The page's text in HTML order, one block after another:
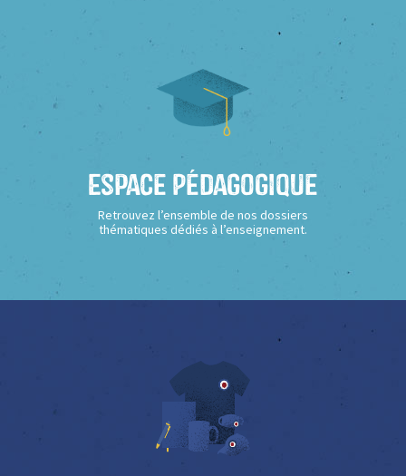
Espace Pédagogique
Retrouvez l’ensemble de nos dossiers
thématiques dédiés à l’enseignement.